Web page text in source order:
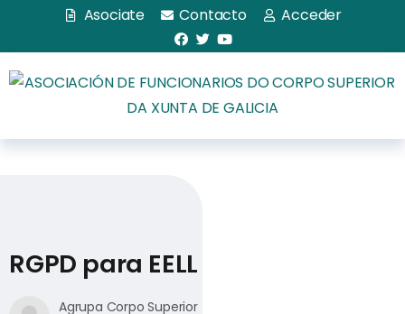
Asociate Contacto Acceder
RGPD para EELL
Agrupa Corpo Superior